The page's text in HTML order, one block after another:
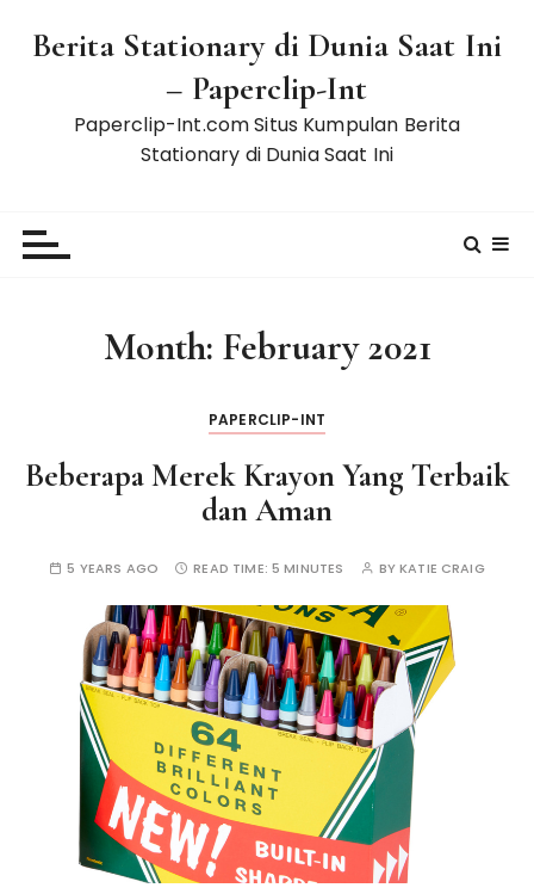
Berita Stationary di Dunia Saat Ini
– Paperclip-Int
Paperclip-Int.com Situs Kumpulan Berita
Stationary di Dunia Saat Ini
Month: February 2021
PAPERCLIP-INT
Beberapa Merek Krayon Yang Terbaik
dan Aman
5 YEARS AGO READ TIME: 5 MINUTES BYKATIE CRAIG